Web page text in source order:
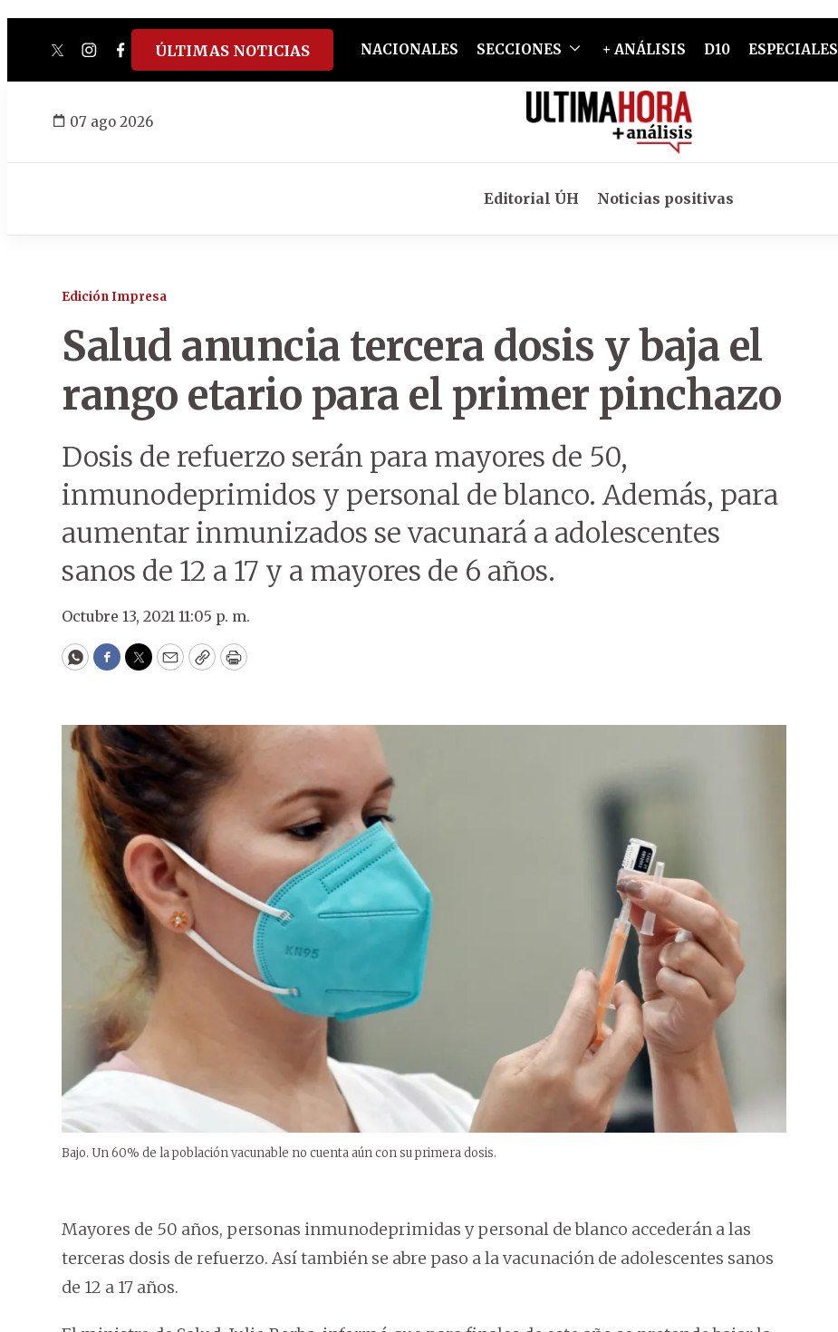
twitterinstagram
facebook
tiktokyoutube
spotify
ÚLTIMAS NOTICIAS NACIONALES SECCIONES + ANÁLISIS D10 ESPECIALES
07 ago 2026
Editorial ÚH Noticias positivas
Edición Impresa
Salud anuncia tercera dosis y baja el
rango etario para el primer pinchazo
Dosis de refuerzo serán para mayores de 50,
inmunodeprimidos y personal de blanco. Además, para
aumentar inmunizados se vacunará a adolescentes
sanos de 12 a 17 y a mayores de 6 años.
Octubre 13, 2021 11:05 p. m.
WhatsApp
Facebook
Twitter
EmailCopyPrint
Bajo. Un 60% de la población vacunable no cuenta aún con su primera dosis.
Mayores de 50 años, personas inmunodeprimidas y personal de blanco accederán a las
terceras dosis de refuerzo. Así también se abre paso a la vacunación de adolescentes sanos
de 12 a 17 años.